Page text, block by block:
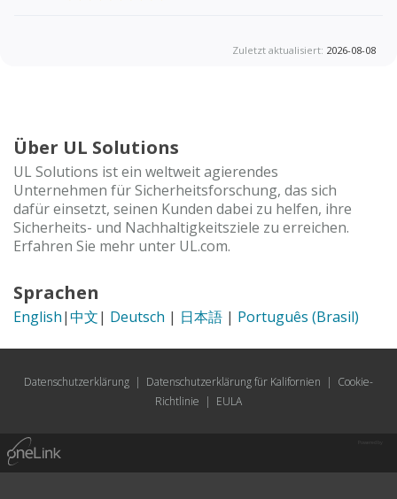
Zuletzt aktualisiert: 2026-08-08
Über UL Solutions
UL Solutions ist ein weltweit agierendes
Unternehmen für Sicherheitsforschung, das sich
dafür einsetzt, seinen Kunden dabei zu helfen, ihre
Sicherheits- und Nachhaltigkeitsziele zu erreichen.
Erfahren Sie mehr unter UL.com.
Sprachen
English|中文| Deutsch | 日本語 | Português (Brasil)
Datenschutzerklärung | Datenschutzerklärung für Kalifornien | Cookie-
Richtlinie | EULA